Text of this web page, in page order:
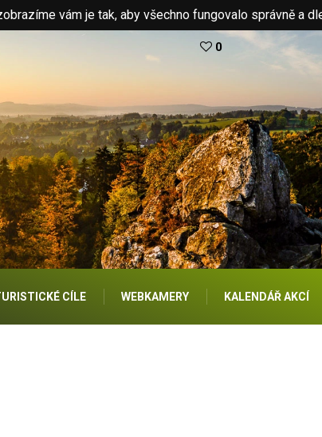
vám je tak, aby všechno fungovalo správně a
0
CÍLE WEBKAMERY KALENDÁŘ AKCÍ